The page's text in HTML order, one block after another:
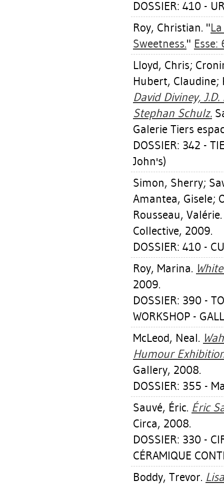
DOSSIER: 410 -
Roy, Christian. "
Sweetness." Esse:
Lloyd, Chris;
Hubert, Claudine;
David Diviney,
Stephan Schulz.
Galerie Tiers
DOSSIER: 342 -
John's)
Simon, Sherry;
Amantea, Gisele;
Rousseau, Valérie
Collective, 2009.
DOSSIER: 410 -
Roy, Marina.
2009.
DOSSIER: 390 -
WORKSHOP -
McLeod, Neal.
Humour
Gallery, 2008.
DOSSIER: 355 -
Sauvé, Éric. Éric
Circa, 2008.
DOSSIER: 330 -
CÉRAMIQUE
Boddy, Trevor.